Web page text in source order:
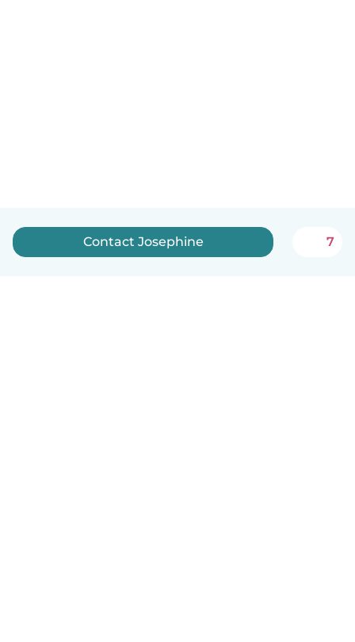
Contact Josephine 7